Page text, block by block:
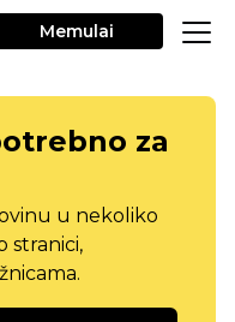
Memulai
za
u nekoliko
stranici,